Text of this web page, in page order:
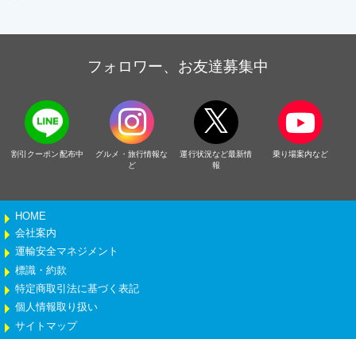
フォロワー、お友達募集中
割引クーポン配布中
グルメ・旅行情報な
ど
運行状況など最新情
報
乗り場案内など
HOME
会社案内
運輸安全マネジメント
標識・約款
特定商取引法に基づく表記
個人情報取り扱い
サイトマップ